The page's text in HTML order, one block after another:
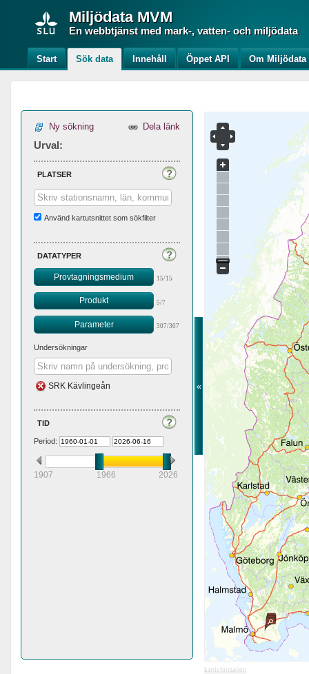
Miljödata MVM
En webbtjänst med mark-, vatten- och miljödata
Start Sök data Innehåll Öppet API Om Miljödata
Ny sökning Dela länk
Urval:
platser
Använd kartutsnittet som sökfilter
datatyper
Provtagningsmedium 15/15
Produkt 5/7
Parameter 307/307
Undersökningar
SRK Kävlingeån
tid
Period:
1907 1966 2026
«
kartinformation